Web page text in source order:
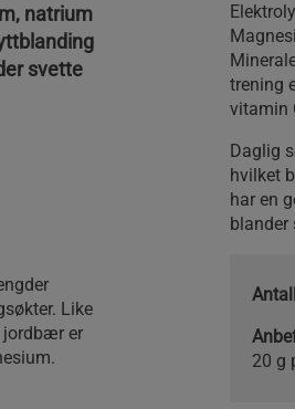
natrium
svette
Like
jordbær er
trening
vitamin
Daglig
hvilket
har en
blander
20 g